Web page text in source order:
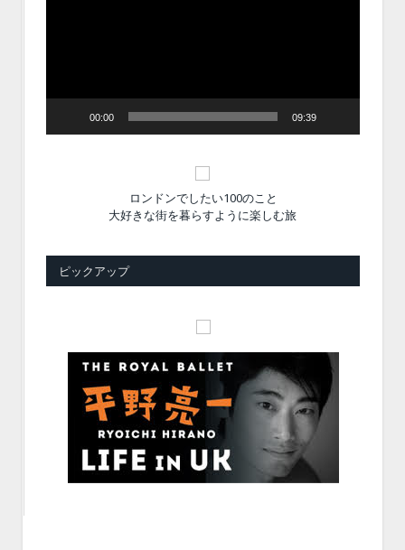
00:00 09:39
ロンドンでしたい100のこと
大好きな街を暮らすように楽しむ旅
ピックアップ